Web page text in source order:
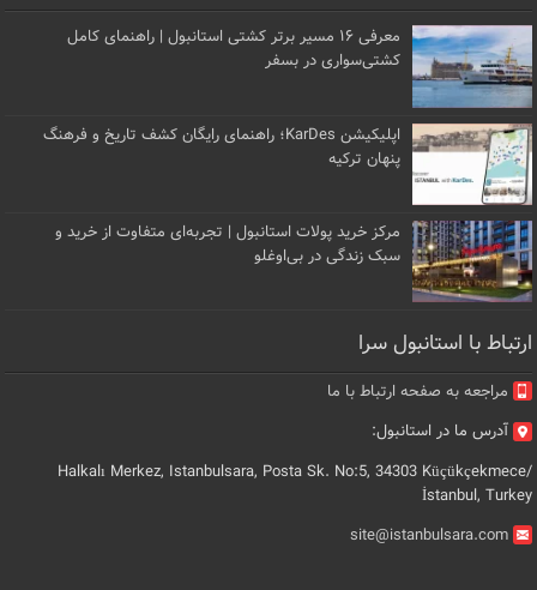
معرفی ۱۶ مسیر برتر کشتی استانبول | راهنمای کامل
کشتی‌سواری در بسفر
اپلیکیشن KarDes؛ راهنمای رایگان کشف تاریخ و فرهنگ
پنهان ترکیه
مرکز خرید پولات استانبول | تجربه‌ای متفاوت از خرید و
سبک زندگی در بی‌اوغلو
ارتباط با استانبول سرا
مراجعه به صفحه ارتباط با ما
آدرس ما در استانبول:
Halkalı Merkez, Istanbulsara, Posta Sk. No:5, 34303 Küçükçekmece/
İstanbul, Turkey
site@istanbulsara.com